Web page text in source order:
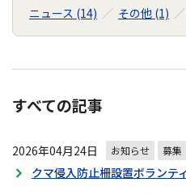
ニュース (14)
その他 (1)
すべての記事
2026年04月24日 お知らせ 募集
クマ侵入防止柵設置ボランテ